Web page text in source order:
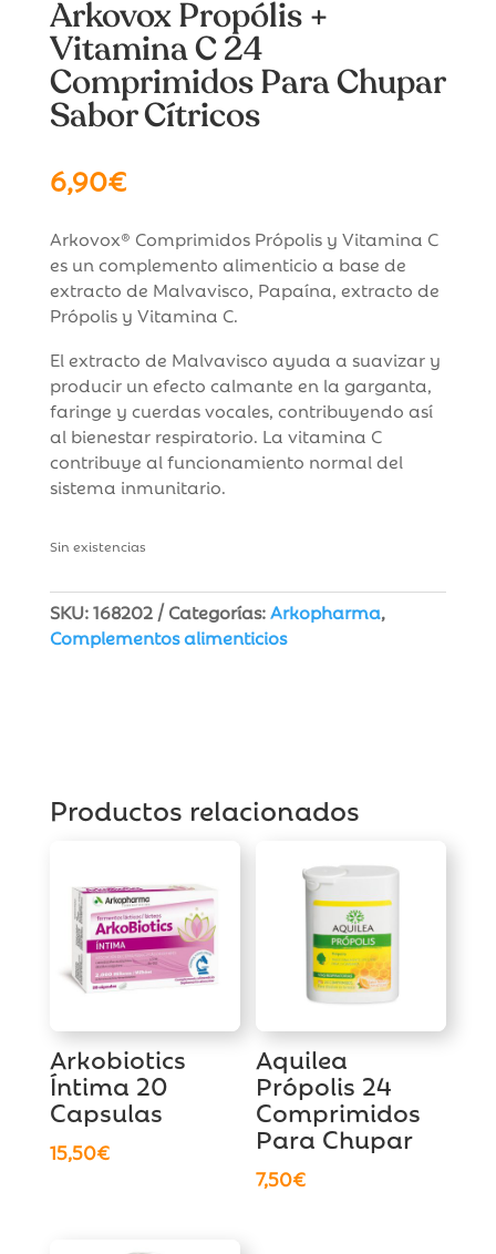
Arkovox Propólis +
Vitamina C 24
Comprimidos Para Chupar
Sabor Cítricos
6,90€
Arkovox® Comprimidos Própolis y Vitamina C
es un complemento alimenticio a base de
extracto de Malvavisco, Papaína, extracto de
Própolis y Vitamina C.
El extracto de Malvavisco ayuda a suavizar y
producir un efecto calmante en la garganta,
faringe y cuerdas vocales, contribuyendo así
al bienestar respiratorio. La vitamina C
contribuye al funcionamiento normal del
sistema inmunitario.
Sin existencias
SKU:168202 Categorías:Arkopharma,
Complementos alimenticios
Productos relacionados
Arkobiotics
Íntima 20
Capsulas
15,50€
Aquilea
Própolis 24
Comprimidos
Para Chupar
7,50€